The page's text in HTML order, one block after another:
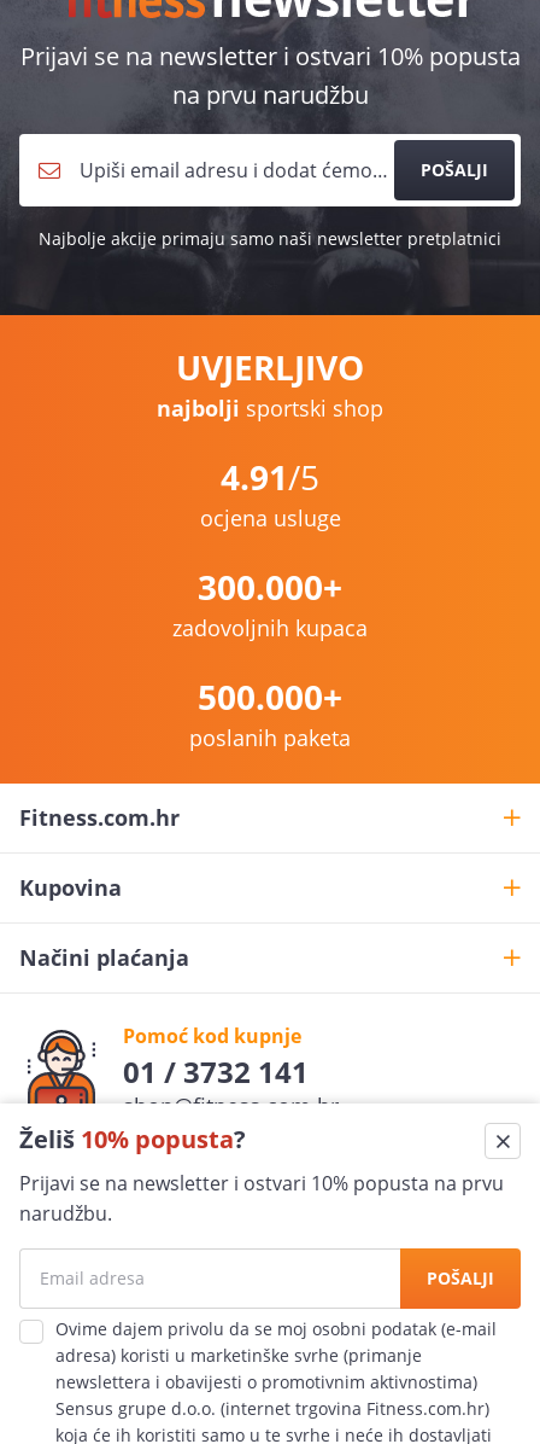
Želiš 10% popusta?
Prijavi se na newsletter i ostvari 10% popusta na prvu
narudžbu.
POŠALJI
Ovime dajem privolu da se moj osobni podatak (e-mail
adresa) koristi u marketinške svrhe (primanje
newslettera i obavijesti o promotivnim aktivnostima)
Sensus grupe d.o.o. (internet trgovina Fitness.com.hr)
koja će ih koristiti samo u te svrhe i neće ih dostavljati
Prijavi se na newsletter i ostvari 10% popusta
na prvu narudžbu
POŠALJI
Najbolje akcije primaju samo naši newsletter pretplatnici
UVJERLJIVO
najbolji sportski shop
4.91/5
ocjena usluge
300.000+
zadovoljnih kupaca
500.000+
poslanih paketa
Fitness.com.hr
Kupovina
Načini plaćanja
Pomoć kod kupnje
01 / 3732 141
shop@fitness.com.hr
pratite nas
Sigurna kupovina
100% jamčimo za sigurnost
Ekspresna dostava
po cijeloj Hrvatskoj